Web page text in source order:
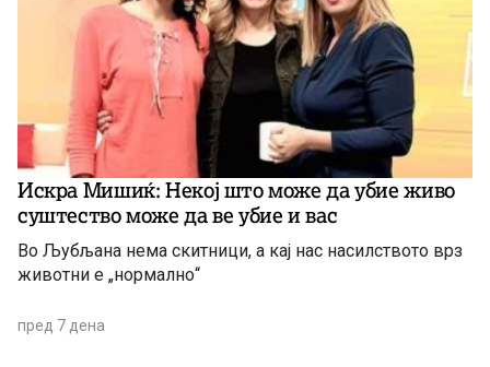
Искра Мишиќ: Некој што може да убие живо
суштество може да ве убие и вас
Во Љубљана нема скитници, а кај нас насилството врз
животни е „нормално“
пред 7 дена